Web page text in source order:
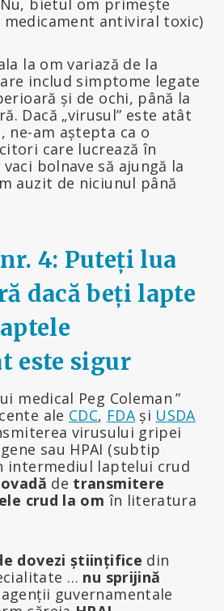
antiviral toxic)
la om variază de la
includ simptome legate
și de ochi, până la
Dacă „virusul” este atât
ne-am aștepta ca o
care lucrează în
bolnave să ajungă la
auzit de niciunul până
4: Puteți lua
dacă beți lapte
este sigur
medical Peg Coleman ”
ale CDC, FDAși USDA
virusului gripei
sau HPAI (subtip
intermediul laptelui crud
de transmitere
crud la om în literatura
dovezi științifice din
… nu sprijină
guvernamentale